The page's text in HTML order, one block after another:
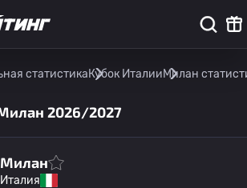
статистикаКубок ИталииМилан
2026/2027
Милан
Италия